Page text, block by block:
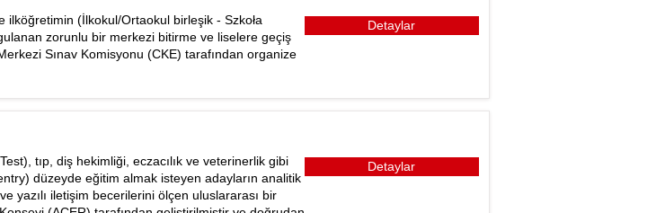
(İlkokul/Ortaokul birleşik - Szkoła
zorunlu bir merkezi bitirme ve liselere geçiş
Sınav Komisyonu (CKE) tarafından organize
Detaylar
tıp, diş hekimliği, eczacılık ve veterinerlik gibi
düzeyde eğitim almak isteyen adayların analitik
yazılı iletişim becerilerini ölçen uluslararası bir
Detaylar